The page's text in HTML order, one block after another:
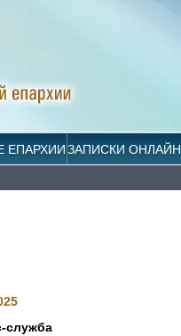
ЕПАРХИИЗАПИСКИ ОНЛАЙН
служба